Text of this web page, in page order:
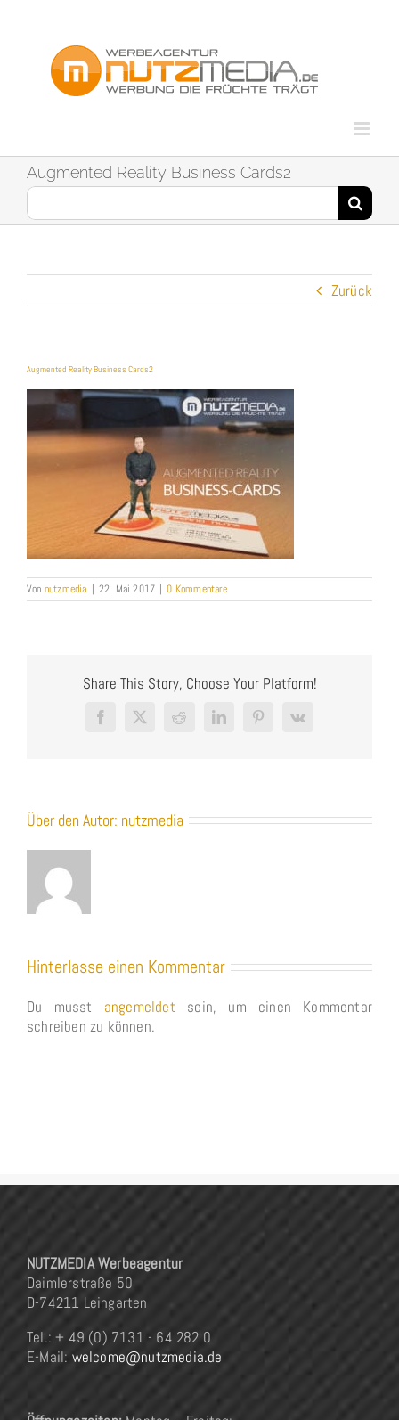
Augmented Reality Business Cards2
Suche
nach:
Zurück
Augmented Reality Business Cards2
Von nutzmedia | 22. Mai 2017 | 0 Kommentare
Share This Story, Choose Your Platform!
Facebook
X RedditLinkedInPinterest
Vk
Über den Autor: nutzmedia
Hinterlasse einen Kommentar
Du musst angemeldet sein, um einen Kommentar
schreiben zu können.
NUTZMEDIA Werbeagentur
Daimlerstraße 50
D-74211 Leingarten
Tel.: + 49 (0) 7131 - 64 282 0
E-Mail: welcome@nutzmedia.de